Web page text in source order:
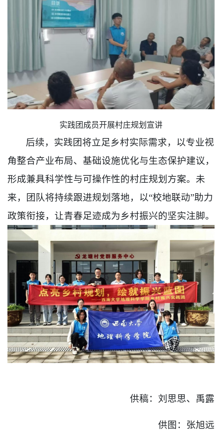
实践团成员开展村庄规划宣讲
后续，实践团将立足乡村实际需求，以专业视
角整合产业布局、基础设施优化与生态保护建议，
形成兼具科学性与可操作性的村庄规划方案。未
来，团队将持续跟进规划落地，以“校地联动”助力
政策衔接，让青春足迹成为乡村振兴的坚实注脚。
供稿：刘思思、禹露
供图：张旭远